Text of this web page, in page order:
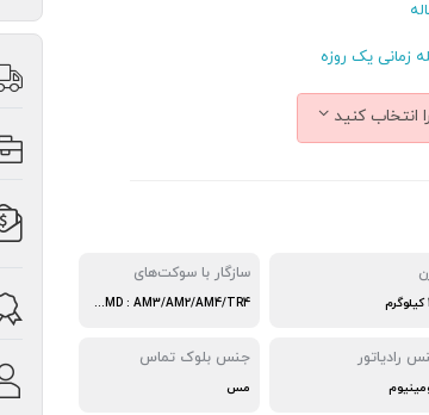
زمانی یک روزه
انتخاب کنید
سازگار با سوکت‌های
Intel : 1150/1151/1155/1156/1200/2011/2066 - AMD : AM3/AM2/AM4/TR4
رادیاتور جنس بلوک تماس
مس